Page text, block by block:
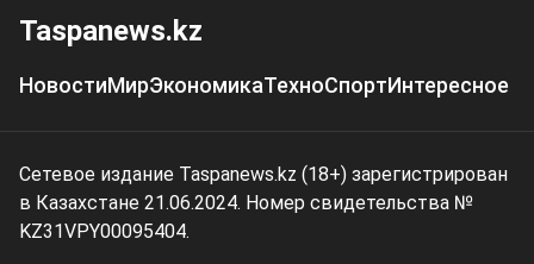
Taspanews.kz
НовостиМирЭкономикаТехноСпортИнтересное
Сетевое издание Taspanews.kz (18+) зарегистрирован
в Казахстане 21.06.2024. Номер свидетельства №
KZ31VPY00095404.